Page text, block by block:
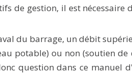
de gestion, il est
du barrage, un débit
potable) ou non (soutien de
question dans ce manuel